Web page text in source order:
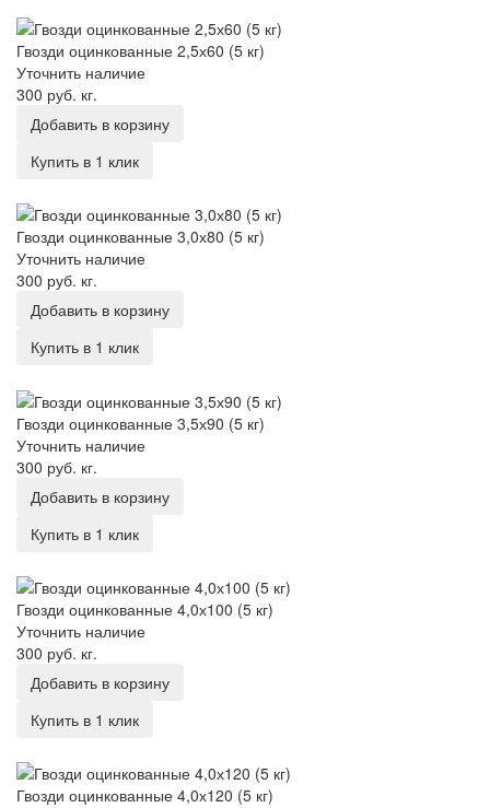
Гвозди оцинкованные 2,5х60 (5 кг)
Уточнить наличие
300 руб. кг.
Добавить в корзину
Купить в 1 клик
Гвозди оцинкованные 3,0х80 (5 кг)
Уточнить наличие
300 руб. кг.
Добавить в корзину
Купить в 1 клик
Гвозди оцинкованные 3,5х90 (5 кг)
Уточнить наличие
300 руб. кг.
Добавить в корзину
Купить в 1 клик
Гвозди оцинкованные 4,0х100 (5 кг)
Уточнить наличие
300 руб. кг.
Добавить в корзину
Купить в 1 клик
Гвозди оцинкованные 4,0х120 (5 кг)